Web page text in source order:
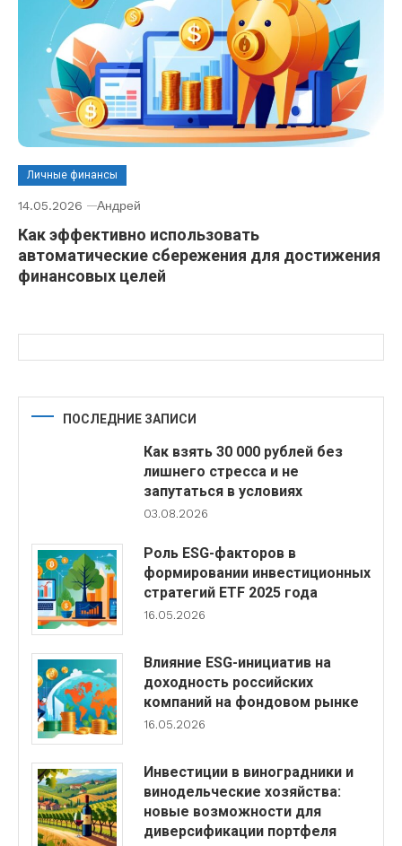
Личные финансы
14.05.2026 Андрей
Как эффективно использовать
автоматические сбережения для достижения
финансовых целей
ПОСЛЕДНИЕ ЗАПИСИ
Как взять 30 000 рублей без
лишнего стресса и не
запутаться в условиях
03.08.2026
Роль ESG-факторов в
формировании инвестиционных
стратегий ETF 2025 года
16.05.2026
Влияние ESG-инициатив на
доходность российских
компаний на фондовом рынке
16.05.2026
Инвестиции в виноградники и
винодельческие хозяйства:
новые возможности для
диверсификации портфеля